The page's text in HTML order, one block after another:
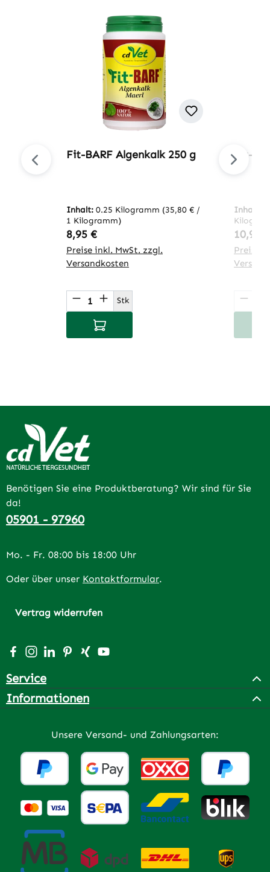
Fit-BARF Algenkalk 250 g
Inhalt: 0.25 Kilogramm (35,80 € /
1 Kilogramm)
Regulärer Preis:
8,95 €
Preise inkl. MwSt. zzgl.
Versandkosten
Produkt Anzahl: Gib den
Stk
In den Warenkorb
Fit-
Inhalt:
10,95 €
Preise
Benötigen Sie eine Produktberatung? Wir sind für Sie
da!
05901 - 97960
Mo. - Fr. 08:00 bis 18:00 Uhr
Oder über unser Kontaktformular.
Vertrag widerrufen
Besuche uns auf Facebook – öffnet in neuem Tab
Schau auf Instagram vorbei – öffnet in neuem Tab
Vernetze dich mit uns auf LinkedIn – öffnet in
Lass dich auf Pinterest inspirieren – öffnet
Vernetze dich mit uns auf Xing – öffnet
Sieh dir unsere Videos auf YouTube
Service
Informationen
Unsere Versand- und Zahlungsarten: